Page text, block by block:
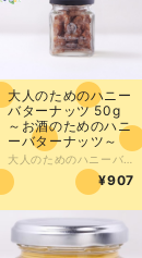
大人のためのハニー
バターナッツ 50g
～お酒のためのハニ
ーバターナッツ～
¥907